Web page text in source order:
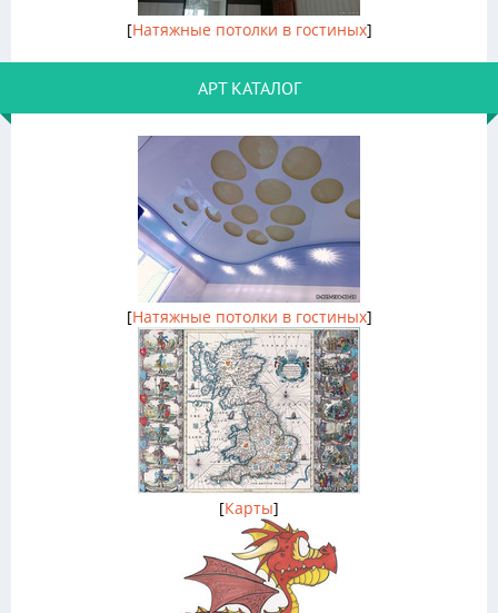
[Натяжные потолки в гостиных]
АРТ КАТАЛОГ
[Натяжные потолки в гостиных]
[Карты]